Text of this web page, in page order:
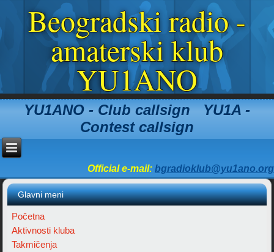
Beogradski radio -
amaterski klub
YU1ANO
YU1ANO - Club callsign YU1A -
Contest callsign
Official e-mail: bgradioklub@yu1ano.org
Glavni meni
Početna
Aktivnosti kluba
Takmičenja